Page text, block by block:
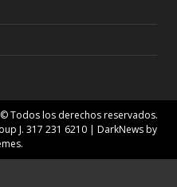
Todos los derechos reservados.
J. 317 231 6210 | DarkNewsby